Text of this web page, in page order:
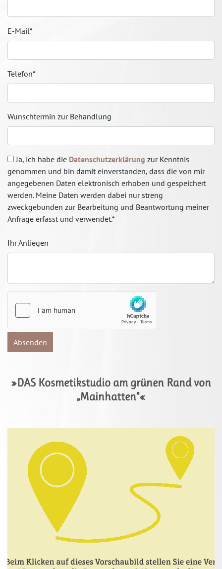
E-Mail*
Telefon*
Wunschtermin zur Behandlung
Ja, ich habe die Datenschutzerklärung zur Kenntnis
genommen und bin damit einverstanden, dass die von mir
angegebenen Daten elektronisch erhoben und gespeichert
werden. Meine Daten werden dabei nur streng
zweckgebunden zur Bearbeitung und Beantwortung meiner
Anfrage erfasst und verwendet.*
Ihr Anliegen
»DAS Kosmetikstudio am grünen Rand von
„Mainhatten“«